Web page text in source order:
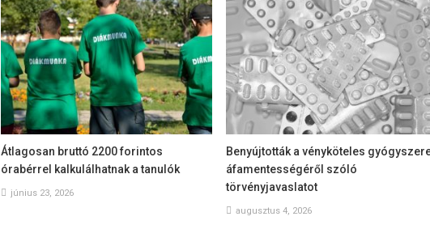
Átlagosan bruttó 2200 forintos
órabérrel kalkulálhatnak a tanulók
június 23, 2026
Benyújtották a vényköteles
áfamentességéről szóló
törvényjavaslatot
augusztus 4, 2026